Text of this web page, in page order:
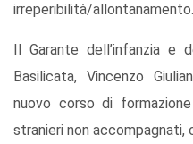
irreperibilità/allontanamento.
Il Garante dell’infanzia e
Basilicata, Vincenzo
nuovo corso di
stranieri non accompagnati,